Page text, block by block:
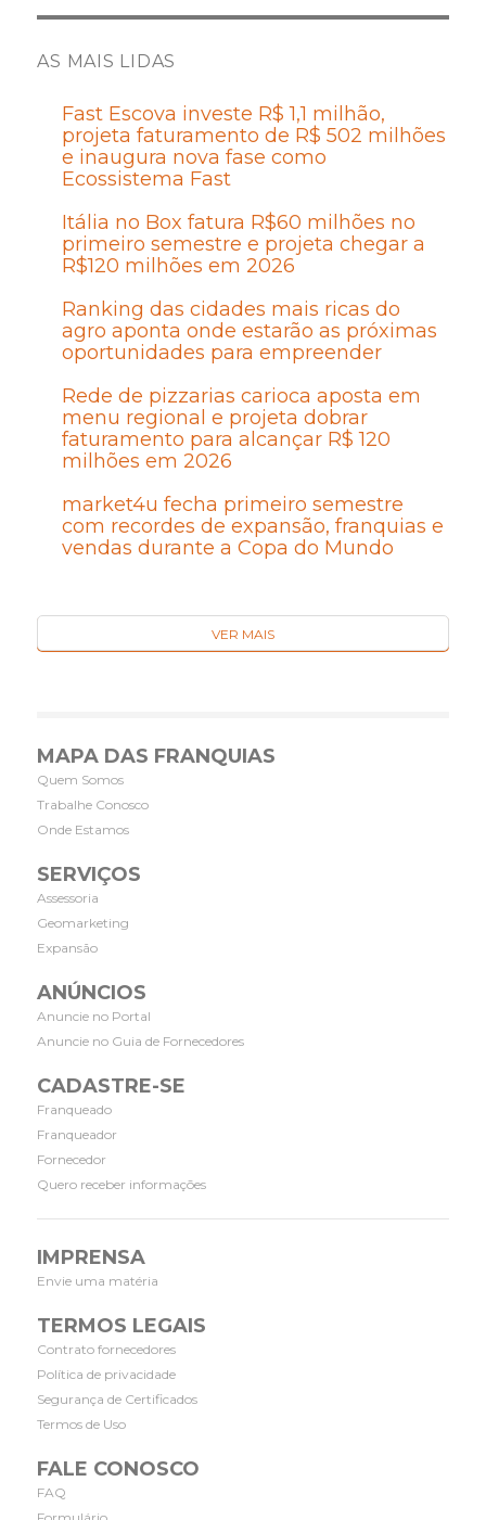
AS MAIS LIDAS
Fast Escova investe R$ 1,1 milhão,
projeta faturamento de R$ 502 milhões
e inaugura nova fase como
Ecossistema Fast
Itália no Box fatura R$60 milhões no
primeiro semestre e projeta chegar a
R$120 milhões em 2026
Ranking das cidades mais ricas do
agro aponta onde estarão as próximas
oportunidades para empreender
Rede de pizzarias carioca aposta em
menu regional e projeta dobrar
faturamento para alcançar R$ 120
milhões em 2026
market4u fecha primeiro semestre
com recordes de expansão, franquias e
vendas durante a Copa do Mundo
VER MAIS
MAPA DAS FRANQUIAS
Quem Somos
Trabalhe Conosco
Onde Estamos
SERVIÇOS
Assessoria
Geomarketing
Expansão
ANÚNCIOS
Anuncie no Portal
Anuncie no Guia de Fornecedores
CADASTRE-SE
Franqueado
Franqueador
Fornecedor
Quero receber informações
IMPRENSA
Envie uma matéria
TERMOS LEGAIS
Contrato fornecedores
Política de privacidade
Segurança de Certificados
Termos de Uso
FALE CONOSCO
FAQ